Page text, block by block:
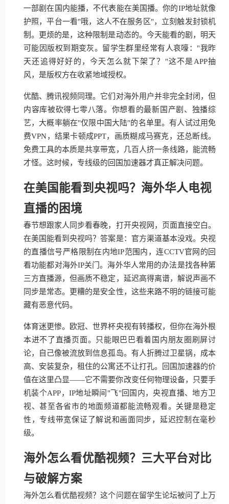
一部剧在国内能播，不代表能在美国播。你的IP地址就像
护照，平台一看"哦，这人不在服务区"，立刻触发封锁机
制。更烦的是，这种限制是动态的。今天能看的剧，明天
可能因版权到期变灰。留学生群里经常有人哀嚎："我昨
天还追得好好的，今天怎么就下架了？"这不是APP抽
风，是版权方在收紧地域授权。
优酷、腾讯视频同理。它们对海外用户并非完全封闭，但
内容库被砍得七零八落。你想看的最新国产剧、独播综
艺，大概率躺在"仅限中国大陆"的名单里。有人试过用免
费VPN，结果卡顿成PPT，画质糊成马赛克，还总断线。
免费工具的本质是共享带宽，几百人挤一条线路，能流畅
才怪。这时候，专线级的回国加速器才真正解决问题。
在美国能看到央视吗？海外华人电视
直播的困境
春节想跟家人同步看春晚，打开央视网，页面直接空白。
在美国能看到央视吗？答案是：官方渠道基本没戏。央视
的直播信号严格限制在内地IP范围内，连CCTV官网的回
看功能都对海外IP关门。海外华人常用的办法是找各种第
三方直播源，但画质不稳定，延迟高得离谱，解说声画不
同步是常态。更糟的是安全性，这些来路不明的链接可能
藏有恶意代码。
体育迷更惨。欧冠、世界杯央视有转播权，但你在海外根
本进不了直播页面。只能眼巴巴看着国内朋友圈刷屏讨
论，自己像被流放到信息孤岛。有人折腾过卫星锅，成本
高、安装复杂，租住的公寓还不让打孔。回国加速器的价
值在这里凸显——它不需要你改变任何物理设备，只要手
机装个APP，IP地址瞬间"飞"回国内，央视直播、地方卫
视、甚至各省市的地面频道都能流畅观看。关键是稳定
性，专线带宽保证了解说和画面同步，延迟控制在毫秒
级。
海外怎么看优酷视频？三大平台对比
与破解方案
海外怎么看优酷视频？这个问题在留学生论坛被问了上万